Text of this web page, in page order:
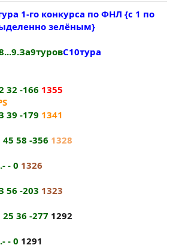
1-го конкурса по ФНЛ {с 1 по
зелёным}
С10тура
32 -166 1355
39 -179 1341
58 -356 1328
- 0 1326
56 -203 1323
36 -277 1292
- 0 1291